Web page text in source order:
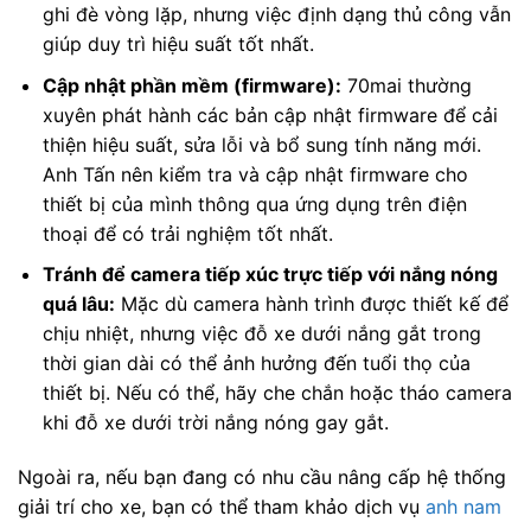
ghi đè vòng lặp, nhưng việc định dạng thủ công vẫn
giúp duy trì hiệu suất tốt nhất.
Cập nhật phần mềm (firmware): 70mai thường
xuyên phát hành các bản cập nhật firmware để cải
thiện hiệu suất, sửa lỗi và bổ sung tính năng mới.
Anh Tấn nên kiểm tra và cập nhật firmware cho
thiết bị của mình thông qua ứng dụng trên điện
thoại để có trải nghiệm tốt nhất.
Tránh để camera tiếp xúc trực tiếp với nắng nóng
quá lâu: Mặc dù camera hành trình được thiết kế để
chịu nhiệt, nhưng việc đỗ xe dưới nắng gắt trong
thời gian dài có thể ảnh hưởng đến tuổi thọ của
thiết bị. Nếu có thể, hãy che chắn hoặc tháo camera
khi đỗ xe dưới trời nắng nóng gay gắt.
Ngoài ra, nếu bạn đang có nhu cầu nâng cấp hệ thống
giải trí cho xe, bạn có thể tham khảo dịch vụ anh nam